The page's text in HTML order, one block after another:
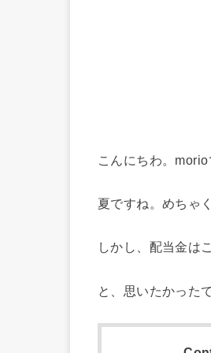
こんにちわ。morio
夏ですね。めちゃ
しかし、配当金は
と、思いたかった